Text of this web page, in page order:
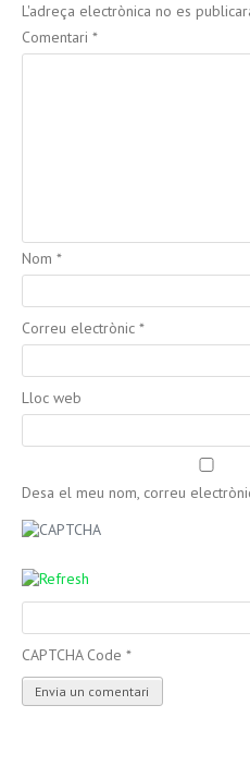
L'adreça electrònica no es
Comentari *
Nom *
Correu electrònic *
Lloc web
Desa el meu nom, correu
CAPTCHA Code *